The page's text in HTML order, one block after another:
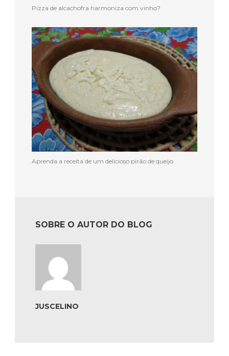
Pizza de alcachofra harmoniza com vinho?
Aprenda a receita de um delicioso pirão de queijo
SOBRE O AUTOR DO BLOG
JUSCELINO